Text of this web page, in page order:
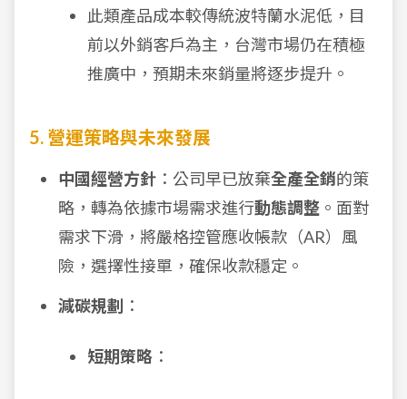
此類產品成本較傳統波特蘭水泥低，目
前以外銷客戶為主，台灣市場仍在積極
推廣中，預期未來銷量將逐步提升。
5. 營運策略與未來發展
中國經營方針 ：公司早已放棄全產全銷的策
略，轉為依據市場需求進行動態調整 。面對
需求下滑，將嚴格控管應收帳款（AR）風
險，選擇性接單，確保收款穩定。
減碳規劃 ：
短期策略 ：